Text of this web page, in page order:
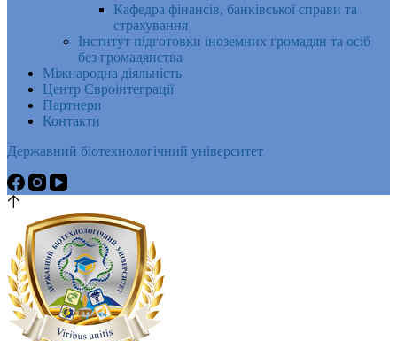
Кафедра фінансів, банківської справи та
страхування
Інститут підготовки іноземних громадян та осіб
без громадянства
Міжнародна діяльність
Центр Євроінтеграції
Партнери
Контакти
Державний біотехнологічний університет